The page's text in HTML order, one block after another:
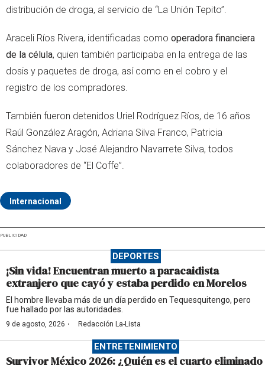
distribución de droga, al servicio de “La Unión Tepito”.
Araceli Ríos Rivera, identificadas como operadora financiera
de la célula, quien también participaba en la entrega de las
dosis y paquetes de droga, así como en el cobro y el
registro de los compradores.
También fueron detenidos Uriel Rodríguez Ríos, de 16 años
Raúl González Aragón, Adriana Silva Franco, Patricia
Sánchez Nava y José Alejandro Navarrete Silva, todos
colaboradores de “El Coffe”.
Internacional
PUBLICIDAD
DEPORTES
¡Sin vida! Encuentran muerto a paracaidista
extranjero que cayó y estaba perdido en Morelos
El hombre llevaba más de un día perdido en Tequesquitengo, pero
fue hallado por las autoridades.
9 de agosto, 2026 · Redacción La-Lista
ENTRETENIMIENTO
Survivor México 2026: ¿Quién es el cuarto eliminado